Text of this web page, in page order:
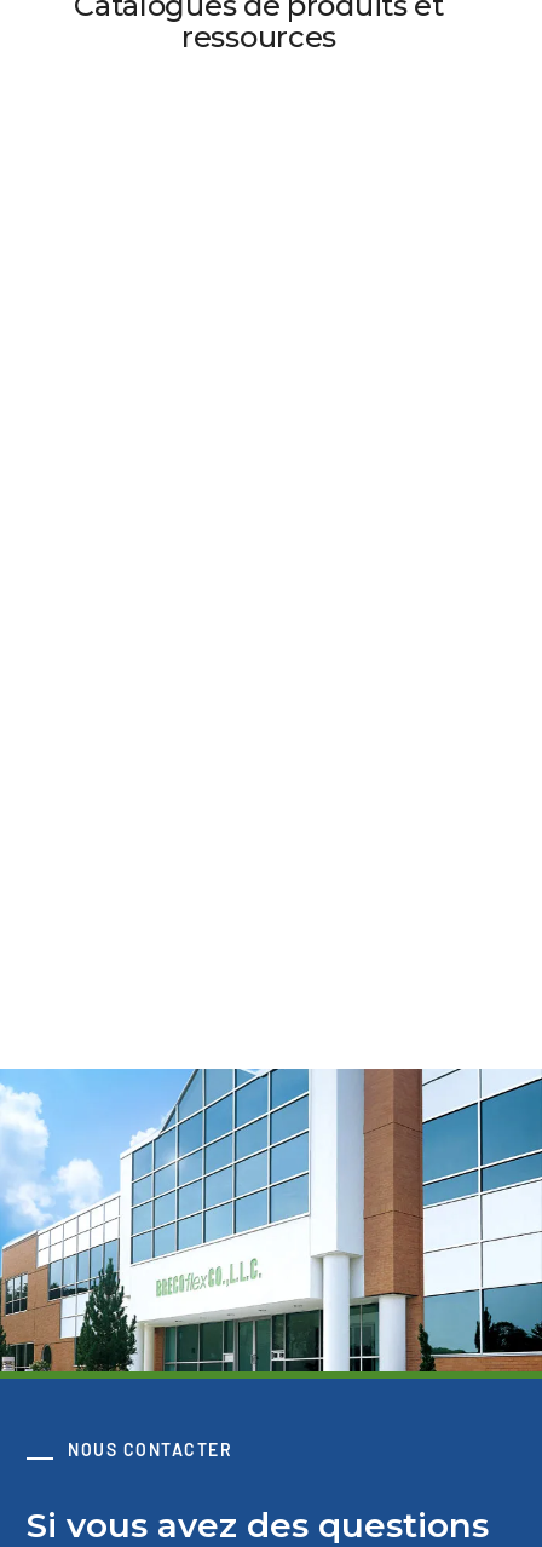
ressources
NOUS CONTACTER
Si vous avez des questions